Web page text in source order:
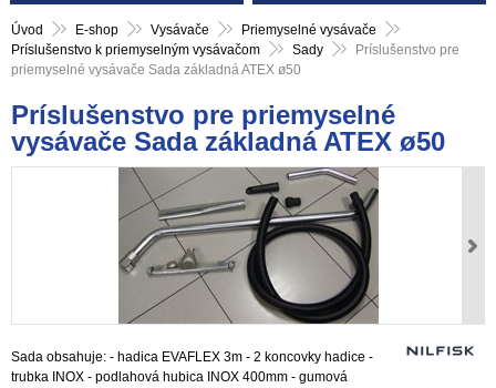
Úvod E-shop Vysávače
Priemyselné vysávače
Príslušenstvo k priemyselným vysávačom
Sady
Príslušenstvo pre
priemyselné vysávače Sada základná ATEX ø50
Príslušenstvo pre priemyselné
vysávače Sada základná ATEX ø50
Sada obsahuje: - hadica EVAFLEX 3m - 2 koncovky hadice -
trubka INOX - podlahová hubica INOX 400mm - gumová